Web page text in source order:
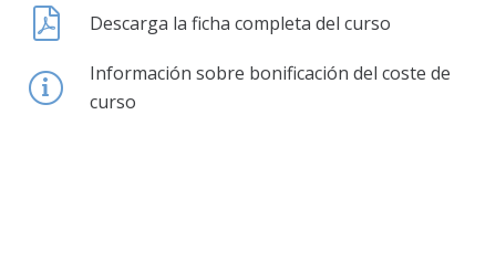
Descarga la ficha completa del curso
Información sobre bonificación del coste de
curso